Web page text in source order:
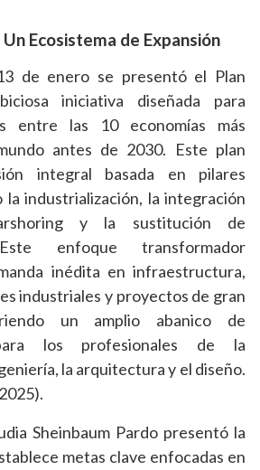
Ecosistema de Expansión
de enero se presentó el Plan
iniciativa diseñada para
entre las 10 economías más
antes de 2030. Este plan
integral basada en pilares
la industrialización, la integración
y la sustitución de
enfoque transformador
inédita en infraestructura,
industriales y proyectos de gran
un amplio abanico de
los profesionales de la
la arquitectura y el diseño.
Sheinbaum Pardo presentó la
metas clave enfocadas en